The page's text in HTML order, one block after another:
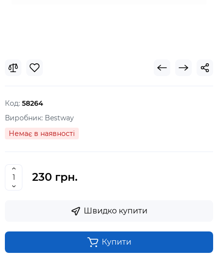
Код: 58264
Виробник: Bestway
Немає в наявності
230 грн.
Швидко купити
Купити